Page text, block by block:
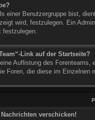
einer Benutzergruppe bist,
wird, festzulegen. Ein
festzulegen.
Link auf der Startseite?
Auflistung des
Foren, die diese im Einzelnen
verschicken!